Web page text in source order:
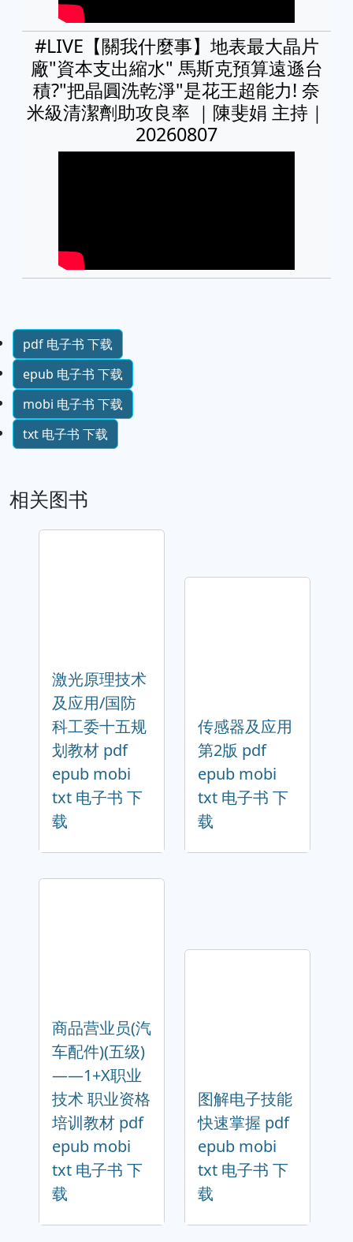
#LIVE【關我什麼事】地表最大晶片
廠"資本支出縮水" 馬斯克預算遠遜台
積?"把晶圓洗乾淨"是花王超能力! 奈
米級清潔劑助攻良率 ｜陳斐娟 主持｜
20260807
pdf 电子书 下载
epub 电子书 下载
mobi 电子书 下载
txt 电子书 下载
相关图书
激光原理技术
及应用/国防
科工委十五规
划教材 pdf
epub mobi
txt 电子书 下
载
传感器及应用
第2版 pdf
epub mobi
txt 电子书 下
载
商品营业员(汽
车配件)(五级)
——1+X职业
技术 职业资格
培训教材 pdf
epub mobi
txt 电子书 下
载
图解电子技能
快速掌握 pdf
epub mobi
txt 电子书 下
载